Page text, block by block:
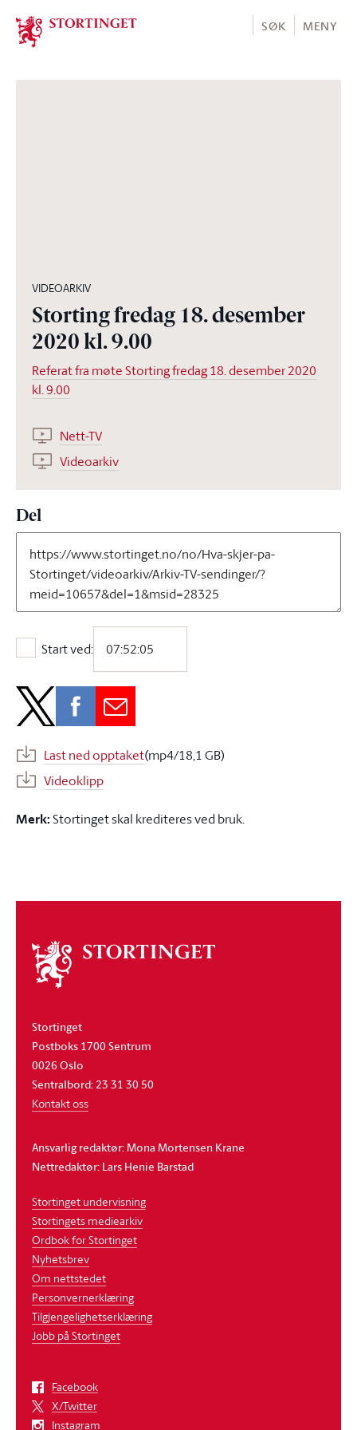
Stortinget.no
SØK MENY
VIDEOARKIV
Storting fredag 18. desember
2020 kl. 9.00
Referat fra møte Storting fredag 18. desember 2020
kl. 9.00
Nett-TV
Videoarkiv
Del
Start ved:
Start ved:
Last ned opptaket(mp4/18,1 GB)
Videoklipp
Merk:Stortinget skal krediteres ved bruk.
Om
stortinget
Stortinget
Postboks 1700 Sentrum
0026 Oslo
Sentralbord: 23 31 30 50
Kontakt oss
Ansvarlig redaktør: Mona Mortensen Krane
Nettredaktør: Lars Henie Barstad
Stortinget undervisning
Stortingets mediearkiv
Ordbok for Stortinget
Nyhetsbrev
Om nettstedet
Personvernerklæring
Tilgjengelighetserklæring
Jobb på Stortinget
Facebook
X/Twitter
Instagram